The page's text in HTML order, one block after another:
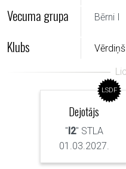
Vecuma grupa Bērni I
Klubs Vērdiņš
LSDF
Dejotājs
"I2" STLA
01.03.2027.